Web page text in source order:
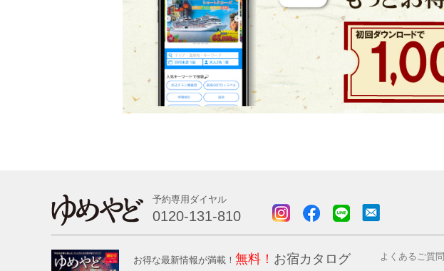
予約専用ダイヤル
0120-131-810
お得な最新情報が満載！ 無料！ お宿カタログ よくあるご質問